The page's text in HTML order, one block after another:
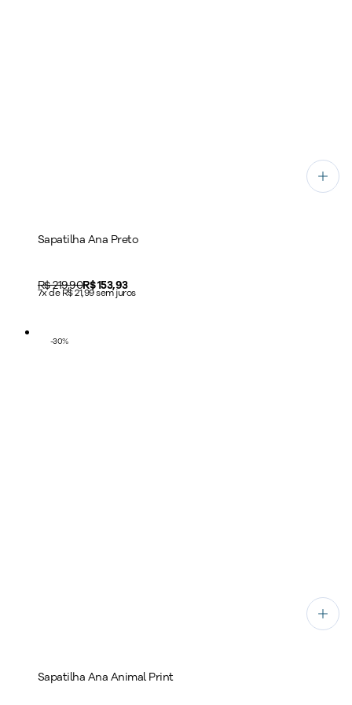
Sapatilha Ana Preto
Original price:
R$ 219,90Price:
R$ 153,93
7x de R$ 21,99 sem juros
-30%
Sapatilha Ana Animal Print